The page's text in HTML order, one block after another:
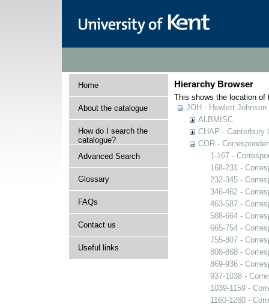
Home
About the catalogue
How do I search the
catalogue?
Advanced Search
Glossary
FAQs
Contact us
Useful links
Hierarchy Browser
This shows the location of
JOH - Hewlett Johnson
ALBMISC
CHAP - Canterbury
COR -
1-167 -
168-231 -
232-345 -
346-462 -
463-587 -
588-664 -
665-754 -
755-807 -
808-868 -
869-936 -
937-1038 -
1039-1159 -
1160-1260 -